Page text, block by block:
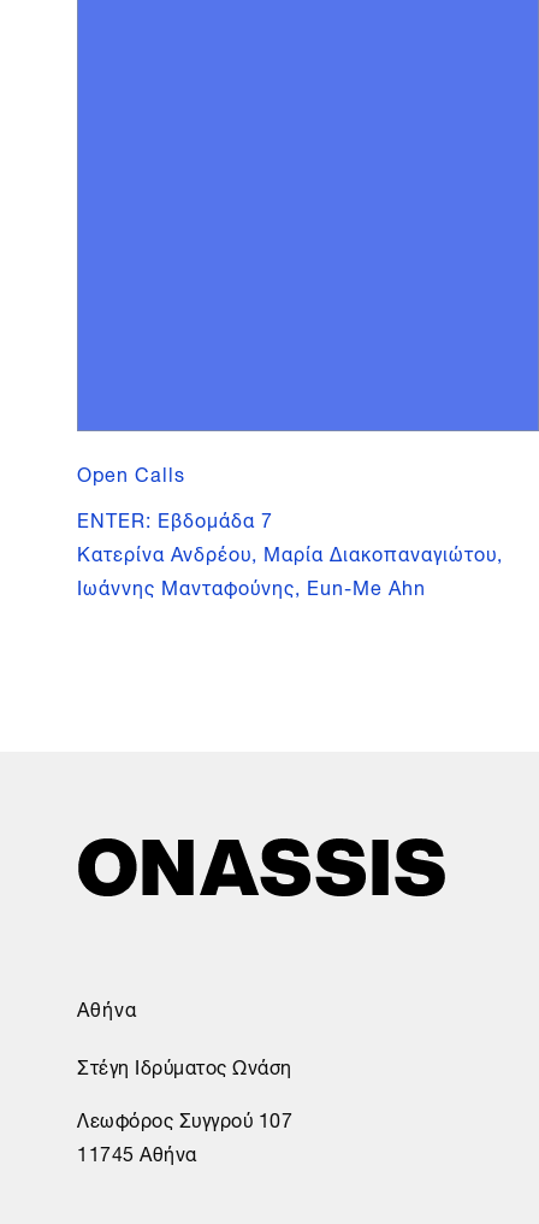
Open Calls
ENTER: Εβδομάδα 7
Κατερίνα Ανδρέου, Μαρία Διακοπαναγιώτου,
Ιωάννης Μανταφούνης, Eun-Me Ahn
Αθήνα
Στέγη Ιδρύματος Ωνάση
Λεωφόρος Συγγρού 107
11745 Αθήνα